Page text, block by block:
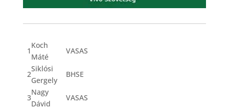
1
Koch
Máté
VASAS
2
Siklósi
Gergely
BHSE
3
Nagy
Dávid
VASAS